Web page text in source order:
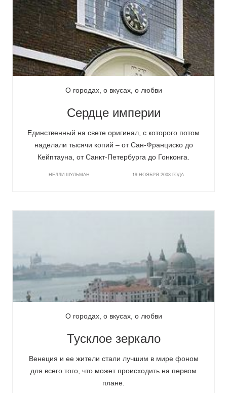
О городах, о вкусах, о любви
Сердце империи
Единственный на свете оригинал, с которого потом
наделали тысячи копий – от Сан-Франциско до
Кейптауна, от Санкт-Петербурга до Гонконга.
НЕЛЛИ ШУЛЬМАН 19 НОЯБРЯ 2008 ГОДА
О городах, о вкусах, о любви
Тусклое зеркало
Венеция и ее жители стали лучшим в мире фоном
для всего того, что может происходить на первом
плане.